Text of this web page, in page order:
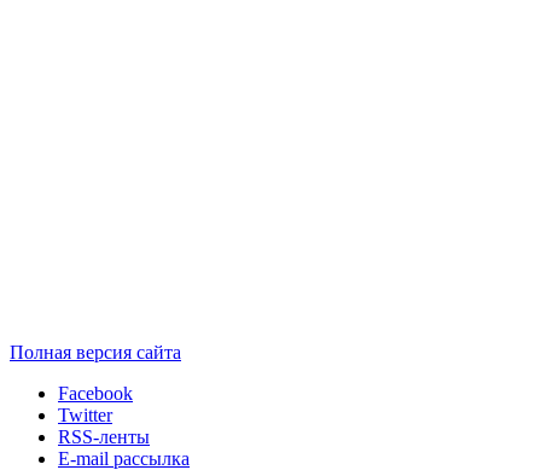
Полная версия сайта
Facebook
Twitter
RSS-ленты
E-mail рассылка